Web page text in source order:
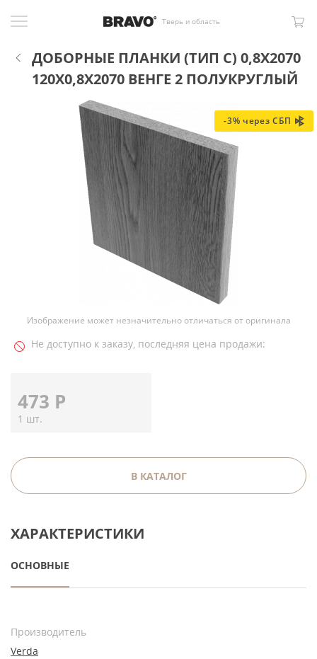
Тверь и область
ДОБОРНЫЕ ПЛАНКИ (ТИП С) 0,8Х2070
120X0,8X2070 ВЕНГЕ 2 ПОЛУКРУГЛЫЙ
-3% через СБП
Изображение может незначительно отличаться от оригинала
Не доступно к заказу, последняя цена продажи:
473 Р
1 шт.
В КАТАЛОГ
ХАРАКТЕРИСТИКИ
ОСНОВНЫЕ
Производитель
Verda